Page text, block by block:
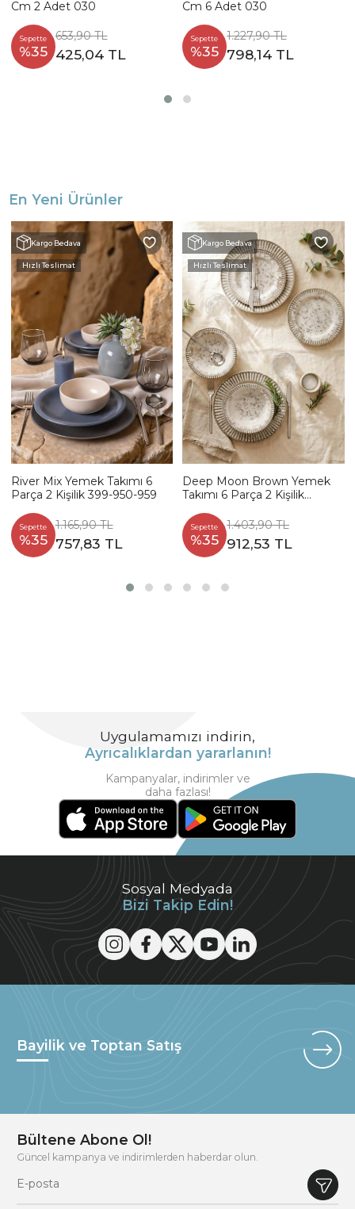
Cm 2 Adet 030
Sepette
%35
653,90 TL
425,04 TL
Cm 6 Adet 030
Sepette
%35
1.227,90 TL
798,14 TL
En Yeni Ürünler
Kargo Bedava
Hızlı Teslimat
River Mix Yemek Takımı 6
Parça 2 Kişilik 399-950-959
Sepette
%35
1.165,90 TL
757,83 TL
Kargo Bedava
Hızlı Teslimat
Deep Moon Brown Yemek
Takımı 6 Parça 2 Kişilik
Sepette
%35
1.403,90 TL
912,53 TL
Sosyal Medyada
Bizi Takip Edin!
Uygulamamızı indirin,
Ayrıcalıklardan yararlanın!
Kampanyalar, indirimler ve
daha fazlası!
Bayilik ve Toptan Satış
Bültene Abone Ol!
Güncel kampanya ve indirimlerden haberdar olun.